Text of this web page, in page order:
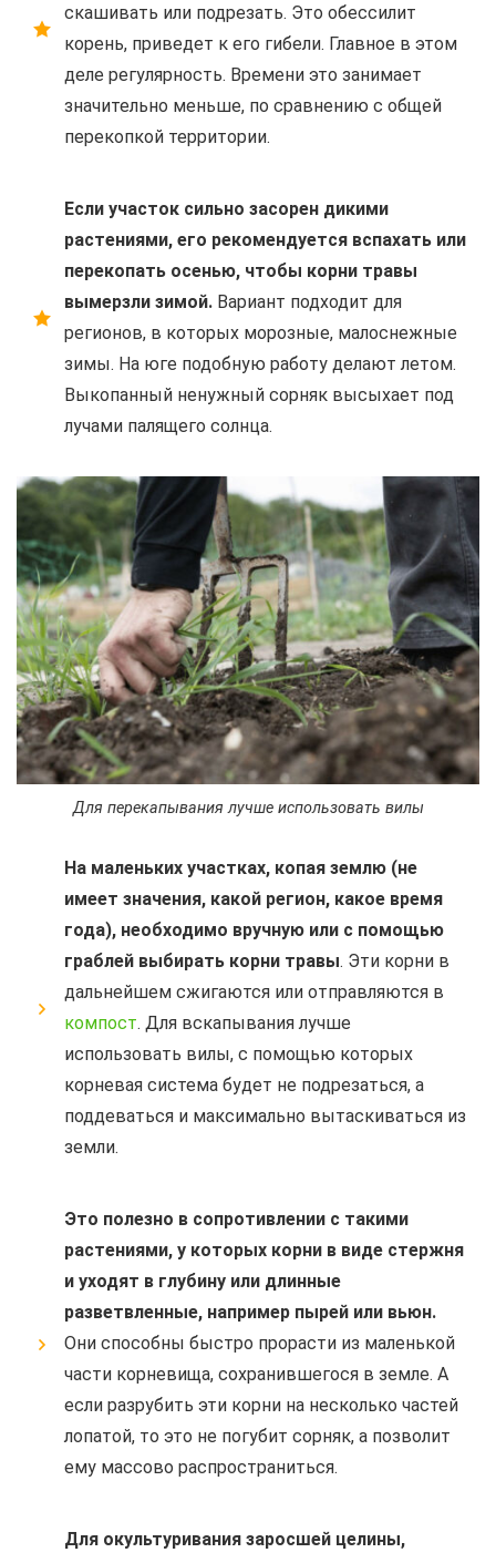
скашивать или подрезать. Это обессилит
корень, приведет к его гибели. Главное в этом
деле регулярность. Времени это занимает
значительно меньше, по сравнению с общей
перекопкой территории.
Если участок сильно засорен дикими
растениями, его рекомендуется вспахать или
перекопать осенью, чтобы корни травы
вымерзли зимой. Вариант подходит для
регионов, в которых морозные, малоснежные
зимы. На юге подобную работу делают летом.
Выкопанный ненужный сорняк высыхает под
лучами палящего солнца.
Для перекапывания лучше использовать вилы
На маленьких участках, копая землю (не
имеет значения, какой регион, какое время
года), необходимо вручную или с помощью
граблей выбирать корни травы. Эти корни в
дальнейшем сжигаются или отправляются в
компост. Для вскапывания лучше
использовать вилы, с помощью которых
корневая система будет не подрезаться, а
поддеваться и максимально вытаскиваться из
земли.
Это полезно в сопротивлении с такими
растениями, у которых корни в виде стержня
и уходят в глубину или длинные
разветвленные, например пырей или вьюн.
Они способны быстро прорасти из маленькой
части корневища, сохранившегося в земле. А
если разрубить эти корни на несколько частей
лопатой, то это не погубит сорняк, а позволит
ему массово распространиться.
Для окультуривания заросшей целины,